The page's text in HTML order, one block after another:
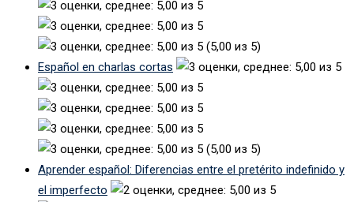
(5,00 из 5)
Español en charlas cortas
(5,00 из 5)
Aprender español: Diferencias entre el pretérito indefinido y
el imperfecto